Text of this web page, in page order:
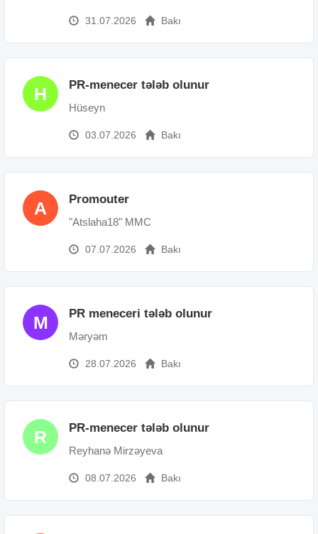
31.07.2026 Bakı
H PR-menecer tələb olunur
Hüseyn
03.07.2026 Bakı
A Promouter
"Atslaha18" MMC
07.07.2026 Bakı
M PR meneceri tələb olunur
Məryəm
28.07.2026 Bakı
R PR-menecer tələb olunur
Reyhanə Mirzəyeva
08.07.2026 Bakı